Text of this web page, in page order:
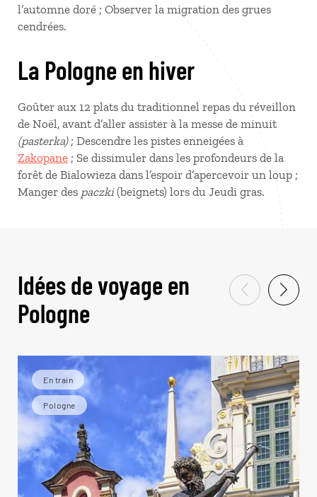
l’automne doré ; Observer la migration des grues
cendrées.
La Pologne en hiver
Goûter aux 12 plats du traditionnel repas du réveillon
de Noël, avant d’aller assister à la messe de minuit
(pasterka); Descendre les pistes enneigées à
Zakopane ; Se dissimuler dans les profondeurs de la
forêt de Bialowieza dans l’espoir d’apercevoir un loup ;
Manger des paczki(beignets) lors du Jeudi gras.
Idées de voyage en
Pologne
En train
Pologne